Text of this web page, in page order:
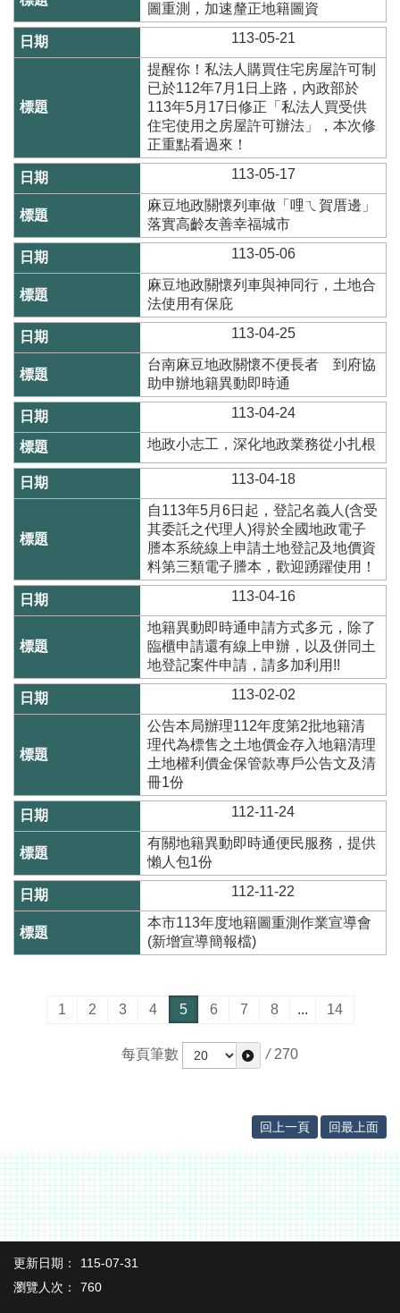
未
辦
繼
導
覽
English
臺
南
政
府
地
政
局
政
府
資
訊
公
開
隱
權
與
資
訊
安
政
策
政
府
站
資
開
放
宣
告
圖重測，加速釐正地籍圖資
113-05-21
提醒你！私法人購買住宅房屋許可制
已於112年7月1日上路，內政部於
113年5月17日修正「私法人買受供
住宅使用之房屋許可辦法」，本次修
正重點看過來！
113-05-17
麻豆地政關懷列車做「哩ㄟ賀厝邊」
落實高齡友善幸福城市
113-05-06
麻豆地政關懷列車與神同行，土地合
法使用有保庇
113-04-25
台南麻豆地政關懷不便長者 到府協
助申辦地籍異動即時通
113-04-24
地政小志工，深化地政業務從小扎根
113-04-18
自113年5月6日起，登記名義人(含受
其委託之代理人)得於全國地政電子
謄本系統線上申請土地登記及地價資
料第三類電子謄本，歡迎踴躍使用！
113-04-16
地籍異動即時通申請方式多元，除了
臨櫃申請還有線上申辦，以及併同土
地登記案件申請，請多加利用!!
113-02-02
公告本局辦理112年度第2批地籍清
理代為標售之土地價金存入地籍清理
土地權利價金保管款專戶公告文及清
冊1份
112-11-24
有關地籍異動即時通便民服務，提供
懶人包1份
112-11-22
本市113年度地籍圖重測作業宣導會
(新增宣導簡報檔)
1 2 3 4 5 6 7 8 ... 14
每頁筆數 / 270
回上一頁 回最上面
更新日期：
115-07-31
瀏覽人次：
760